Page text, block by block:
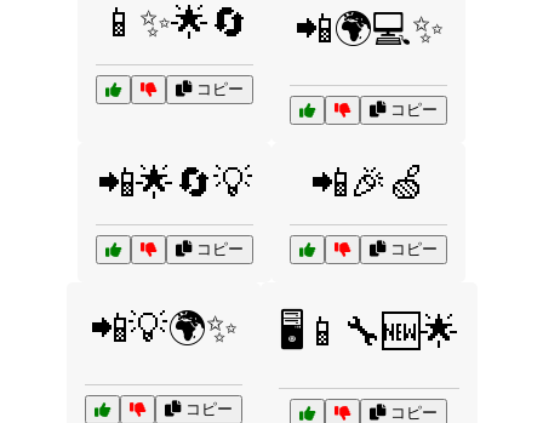
📱✨🌟🔄
コピー
📲🌍💻✨
コピー
📲🌟🔄💡
コピー
📲🎉🍏
コピー
📲💡🌍✨
コピー
🖥️📱🔧🆕🌟
コピー